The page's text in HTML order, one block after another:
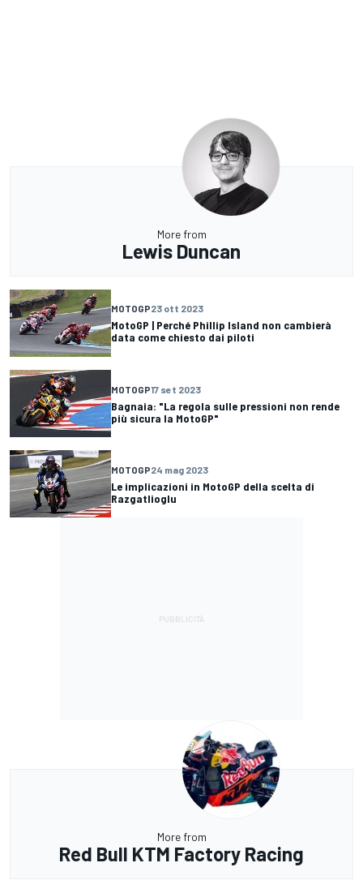
More from
Lewis Duncan
MOTOGP23 ott 2023
MotoGP | Perché Phillip Island non cambierà
data come chiesto dai piloti
MOTOGP17 set 2023
Bagnaia: "La regola sulle pressioni non rende
più sicura la MotoGP"
MOTOGP24 mag 2023
Le implicazioni in MotoGP della scelta di
Razgatlioglu
More from
Red Bull KTM Factory Racing